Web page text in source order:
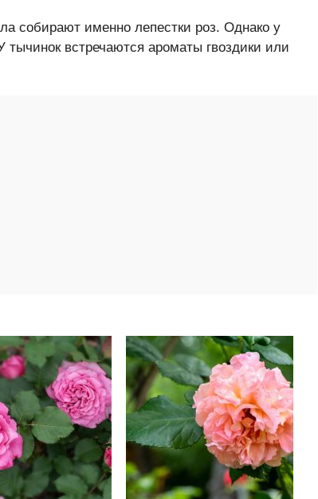
собирают именно лепестки роз. Однако у
тычинок встречаются ароматы гвоздики или